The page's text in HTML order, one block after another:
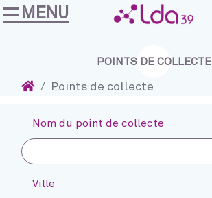
Accéder au contenu
MENU
POINTS DE COLLECTE
AccueilPoints de collecte
Nom du point de collecte
Ville